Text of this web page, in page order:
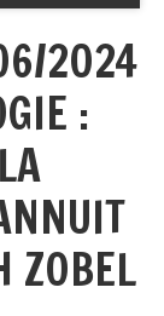
2024
:
ZOBEL